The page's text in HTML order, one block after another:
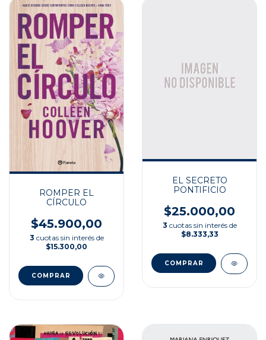
ROMPER EL
CÍRCULO
$45.900,00
3 cuotas sin interés de
$15.300,00
EL SECRETO
PONTIFICIO
$25.000,00
3 cuotas sin interés de
$8.333,33